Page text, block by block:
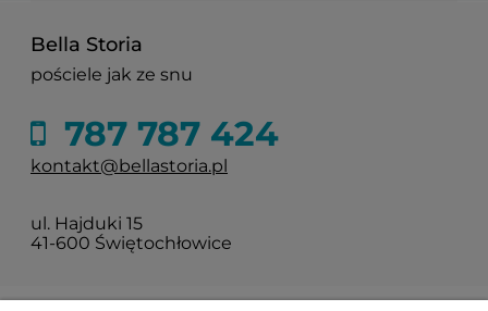
Bella Storia
pościele jak ze snu
787 787 424
kontakt@bellastoria.pl
ul. Hajduki 15
41-600 Świętochłowice